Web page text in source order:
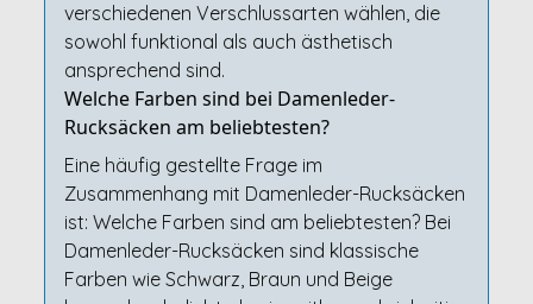
verschiedenen Verschlussarten wählen, die
sowohl funktional als auch ästhetisch
ansprechend sind.
Welche Farben sind bei Damenleder-
Rucksäcken am beliebtesten?
Eine häufig gestellte Frage im
Zusammenhang mit Damenleder-Rucksäcken
ist: Welche Farben sind am beliebtesten? Bei
Damenleder-Rucksäcken sind klassische
Farben wie Schwarz, Braun und Beige